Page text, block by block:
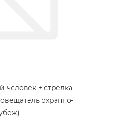
человек + стрелка
охранно-